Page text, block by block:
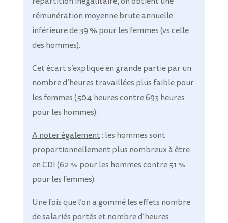
rémunération moyenne brute annuelle
inférieure de 39 % pour les femmes (vs celle
des hommes).
Cet écart s’explique en grande partie par un
nombre d’heures travaillées plus faible pour
les femmes (504 heures contre 693 heures
pour les hommes).
A noter également: les hommes sont
proportionnellement plus nombreux à être
en CDI (62 % pour les hommes contre 51 %
pour les femmes).
Une fois que l’on a gommé les effets nombre
de salariés portés et nombre d’heures